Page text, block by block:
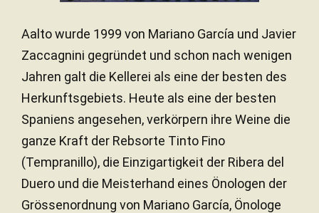
Aalto wurde 1999 von Mariano García und Javier
Zaccagnini gegründet und schon nach wenigen
Jahren galt die Kellerei als eine der besten des
Herkunftsgebiets. Heute als eine der besten
Spaniens angesehen, verkörpern ihre Weine die
ganze Kraft der Rebsorte Tinto Fino
(Tempranillo), die Einzigartigkeit der Ribera del
Duero und die Meisterhand eines Önologen der
Grössenordnung von Mariano García, Önologe